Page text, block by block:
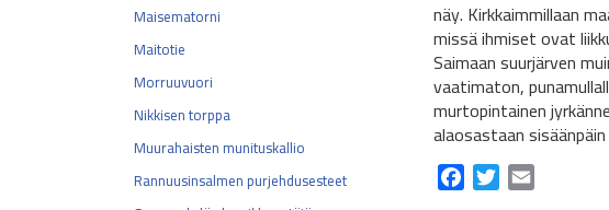
Maisematorni
Maitotie
Morruuvuori
Nikkisen torppa
Muurahaisten munituskallio
Rannuusinsalmen purjehdusesteet
näy. Kirkkaimmillaan
missä ihmiset ovat
Saimaan suurjärven
vaatimaton,
murtopintainen
alaosastaan
Facebook
TwitterEmail